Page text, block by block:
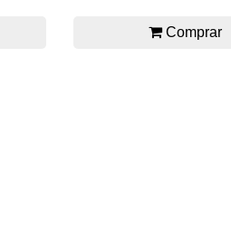
Comprar